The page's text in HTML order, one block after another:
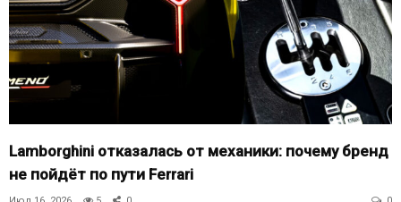
Lamborghini отказалась от механики: почему бренд
не пойдёт по пути Ferrari